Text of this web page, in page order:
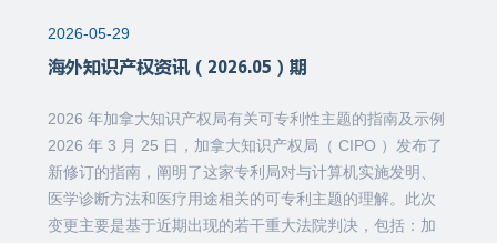
2026-05-29
海外知识产权资讯（2026.05）期
2026 年加拿大知识产权局有关可专利性主题的指南及示例
2026 年 3 月 25 日，加拿大知识产权局（ CIPO ）发布了
新修订的指南，阐明了这家专利局对与计算机实施发明、
医学诊断方法和医疗用途相关的可专利主题的理解。此次
变更主要是基于近期出现的若干重大法院判决，包括：加